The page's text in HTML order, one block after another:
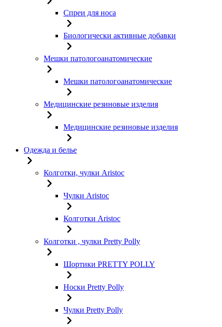
Спреи для носа
Биологически активные добавки
Мешки патологоанатомические
Мешки патологоанатомические
Медицинские резиновые изделия
Медицинские резиновые изделия
Одежда и белье
Колготки, чулки Aristoc
Чулки Aristoc
Колготки Aristoc
Колготки , чулки Pretty Polly
Шортики PRETTY POLLY
Носки Pretty Polly
Чулки Pretty Polly